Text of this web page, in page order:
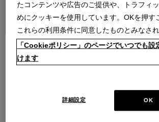
たコンテンツや広告のご提供や、トラフィ
めにクッキーを使用しています。OKを押す
これらの利用条件に同意したものとみなされ
「Cookieポリシー」のページでいつでも設
けます
OK
詳細設定